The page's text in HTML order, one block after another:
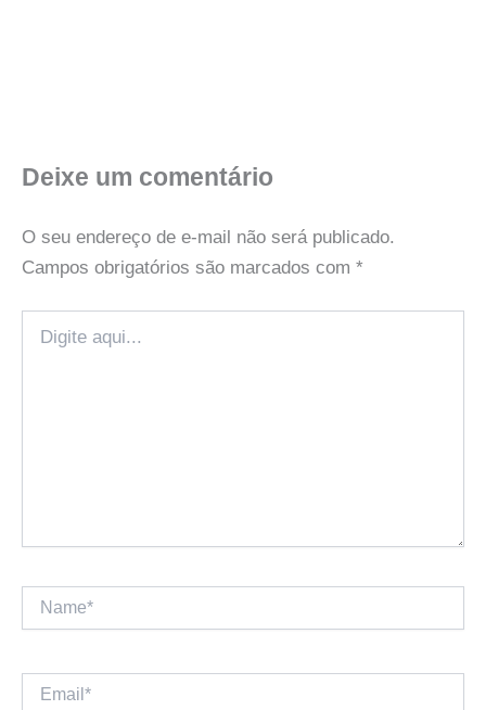
Deixe um comentário
O seu endereço de e-mail não será publicado.
Campos obrigatórios são marcados com *
aqui...